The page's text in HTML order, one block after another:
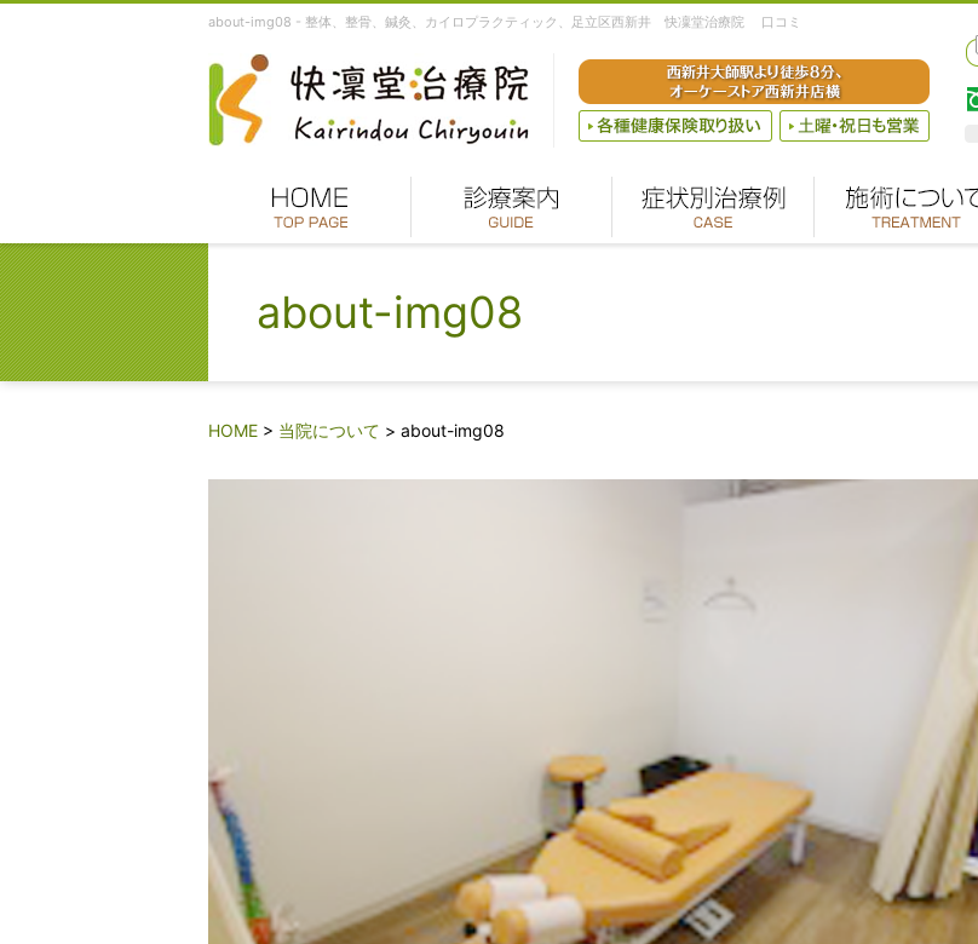
about-img08 - 整体、整骨、鍼灸、カイロプラクティック、⾜⽴区⻄新井 快凜堂治療院 口コミ
about-img08
HOME > 当院について > about-img08